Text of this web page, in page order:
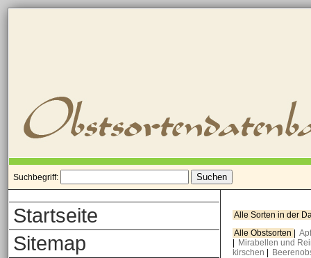
Suchbegriff:
Startseite
Sitemap
Alle Sorten in der
Alle Obstsorten
Mirabellen und
kirschen